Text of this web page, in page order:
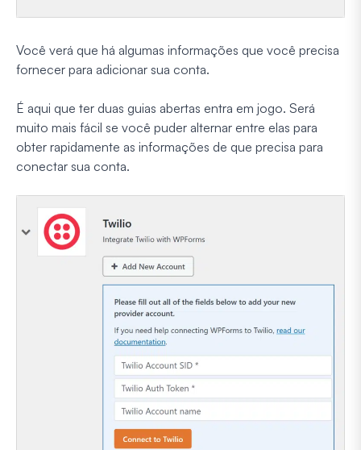
Você verá que há algumas informações que você precisa
fornecer para adicionar sua conta.
É aqui que ter duas guias abertas entra em jogo. Será
muito mais fácil se você puder alternar entre elas para
obter rapidamente as informações de que precisa para
conectar sua conta.